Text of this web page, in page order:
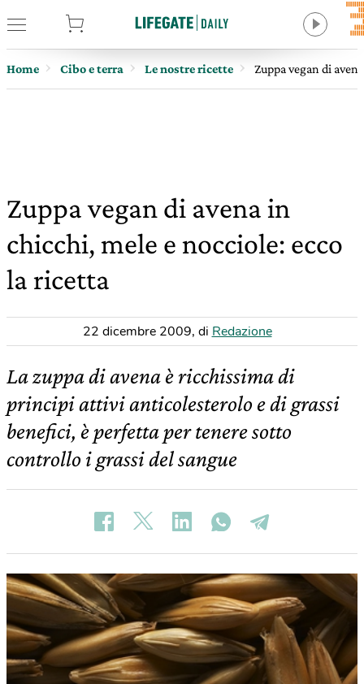
Home Cibo e terra Le nostre ricette Zuppa vegan di
Zuppa vegan di avena in
chicchi, mele e nocciole: ecco
la ricetta
22 dicembre 2009, di Redazione
La zuppa di avena è ricchissima di
principi attivi anticolesterolo e di grassi
benefici, è perfetta per tenere sotto
controllo i grassi del sangue